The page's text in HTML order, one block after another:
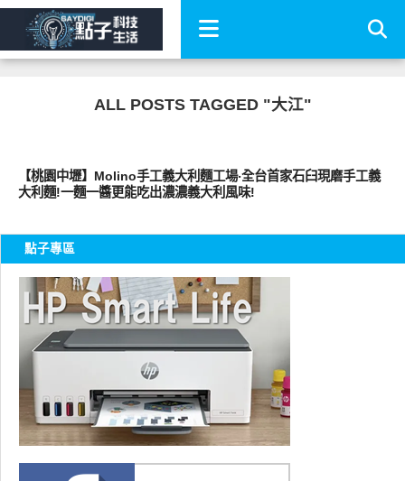
ALL POSTS TAGGED "大江"
【桃園中壢】Molino手工義大利麵工場‧全台首家石臼現磨手工義
大利麵!一麵一醬更能吃出濃濃義大利風味!
點子專區